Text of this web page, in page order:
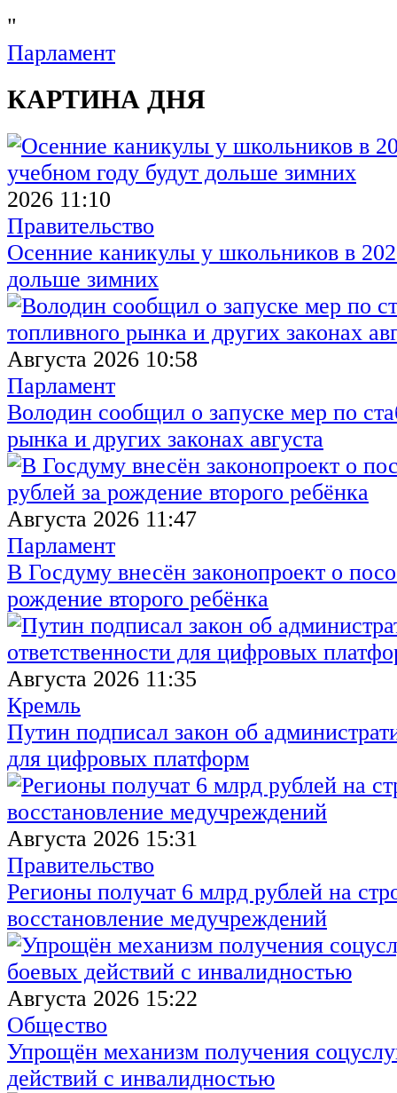
"
Парламент
КАРТИНА ДНЯ
2026 11:10
Правительство
Осенние каникулы у школьников в
дольше зимних
Августа 2026 10:58
Парламент
Володин сообщил о запуске мер по
рынка и других законах августа
Августа 2026 11:47
Парламент
В Госдуму внесён законопроект о
рождение второго ребёнка
Августа 2026 11:35
Кремль
Путин подписал закон об
для цифровых платформ
Августа 2026 15:31
Правительство
Регионы получат 6 млрд рублей на
восстановление медучреждений
Августа 2026 15:22
Общество
Упрощён механизм получения
действий с инвалидностью